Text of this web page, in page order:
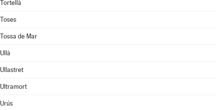
Tortellà
Toses
Tossa de Mar
Ullà
Ullastret
Ultramort
Urús